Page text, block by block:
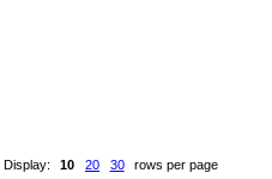
Display:
10 20 30 rows per page